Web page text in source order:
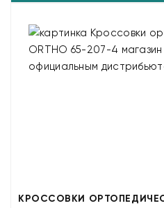
КРОССОВКИ